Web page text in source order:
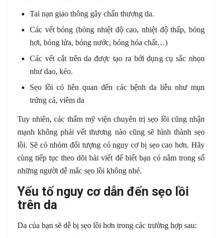
Tai nạn giao thông gây chấn thương da.
Các vết bỏng (bỏng nhiệt độ cao, nhiệt độ thấp, bỏng
hơi, bỏng lửa, bỏng nước, bóng hóa chất…)
Các vết cắt trên da được tạo ra bởi dụng cụ sắc nhọn
như dao, kéo.
Sẹo lồi có liên quan đến các bệnh da liễu như mụn
trứng cá, viêm da
Tuy nhiên, các thẩm mỹ viện chuyên trị sẹo lồi cũng nhận
mạnh không phải vết thương nào cũng sẽ hình thành sẹo
lồi. Sẽ có nhóm đối tượng có nguy cơ bị sẹo cao hơn. Hãy
cùng tiếp tục theo dõi bài viết để biết bạn có nằm trong số
những người dễ mắc sẹo lồi không nhé.
Yếu tố nguy cơ dẫn đến sẹo lồi
trên da
Da của bạn sẽ dễ bị sẹo lồi hơn trong các trường hợp sau: